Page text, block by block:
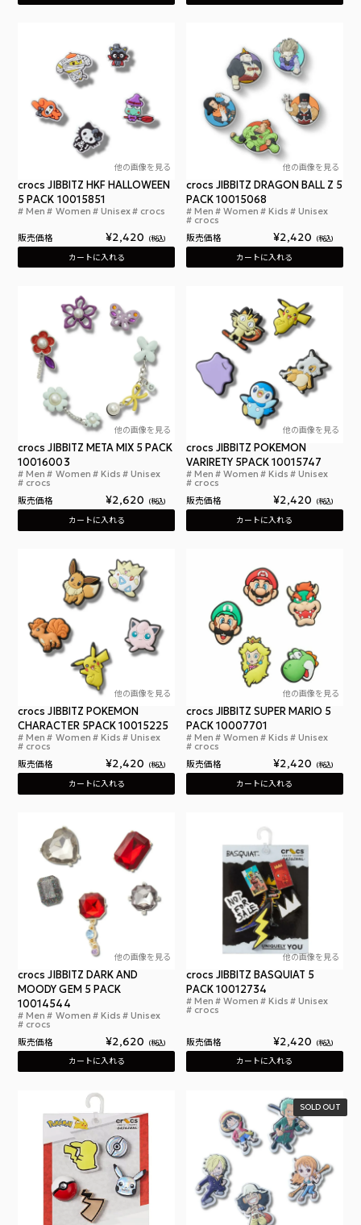
他の画像を見る
クロックス ジビッツ ハローキティと仲間たち ハロ
crocs JIBBITZ HKF HALLOWEEN
5 PACK 10015851
Men Women Unisex crocs
販売価格 ¥2,420 税込
カートに入れる
他の画像を見る
crocs JIBBITZ DRAGON BALL Z 5
PACK 10015068
Men Women Kids Unisex
crocs
販売価格 ¥2,420 税込
カートに入れる
他の画像を見る
クロックス ジビッツ メタ 5パック アクセサリー
crocs JIBBITZ META MIX 5 PACK
10016003
Men Women Kids Unisex
crocs
販売価格 ¥2,620 税込
カートに入れる
他の画像を見る
crocs JIBBITZ POKEMON
VARIRETY 5PACK 10015747
Men Women Kids Unisex
crocs
販売価格 ¥2,420 税込
カートに入れる
他の画像を見る
クロックス ジビッツ ポケモン キャラクター 5パッ
crocs JIBBITZ POKEMON
CHARACTER 5PACK 10015225
Men Women Kids Unisex
crocs
販売価格 ¥2,420 税込
カートに入れる
他の画像を見る
crocs JIBBITZ SUPER MARIO 5
PACK 10007701
Men Women Kids Unisex
crocs
販売価格 ¥2,420 税込
カートに入れる
他の画像を見る
crocs JIBBITZ DARK AND
MOODY GEM 5 PACK
10014544
Men Women Kids Unisex
crocs
販売価格 ¥2,620 税込
カートに入れる
他の画像を見る
crocs JIBBITZ BASQUIAT 5
PACK 10012734
Men Women Kids Unisex
crocs
販売価格 ¥2,420 税込
カートに入れる
SOLD OUT